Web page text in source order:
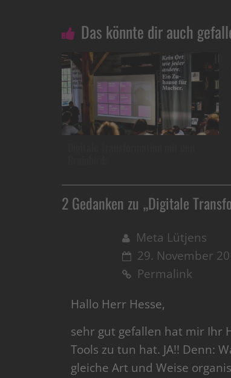
Das könnte dir auch
2 Gedanken zu „Digitale
Meta Lütjens
29. November
Permalink
Hallo Herr Hesse,
sehr gut gefallen hat mir Ihr
Tools zu tun hat. JA!! Denn:
gleiche Art und Weise